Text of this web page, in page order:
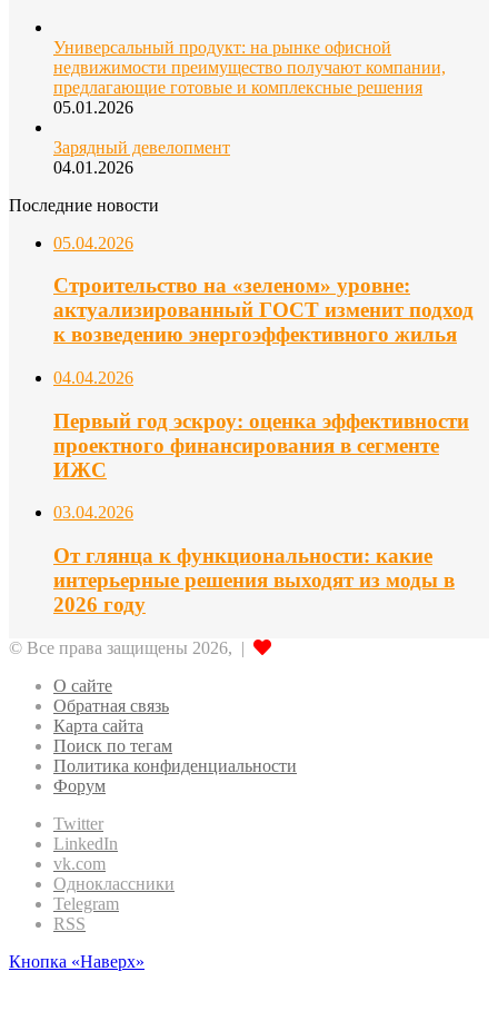
Универсальный продукт: на рынке офисной
недвижимости преимущество получают компании,
предлагающие готовые и комплексные решения
05.01.2026
Зарядный девелопмент
04.01.2026
Последние новости
05.04.2026
Строительство на «зеленом» уровне:
актуализированный ГОСТ изменит подход
к возведению энергоэффективного жилья
04.04.2026
Первый год эскроу: оценка эффективности
проектного финансирования в сегменте
ИЖС
03.04.2026
От глянца к функциональности: какие
интерьерные решения выходят из моды в
2026 году
© Все права защищены 2026, |
О сайте
Обратная связь
Карта сайта
Поиск по тегам
Политика конфиденциальности
Форум
Twitter
LinkedIn
vk.com
Одноклассники
Telegram
RSS
Кнопка «Наверх»